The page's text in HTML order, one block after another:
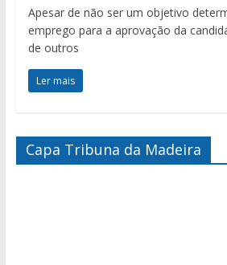
Apesar de não ser um objetivo
emprego para a aprovação da
de outros
Ler mais
Capa Tribuna da Madeira